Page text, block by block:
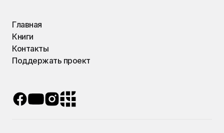
Главная
Книги
Контакты
Поддержать проект